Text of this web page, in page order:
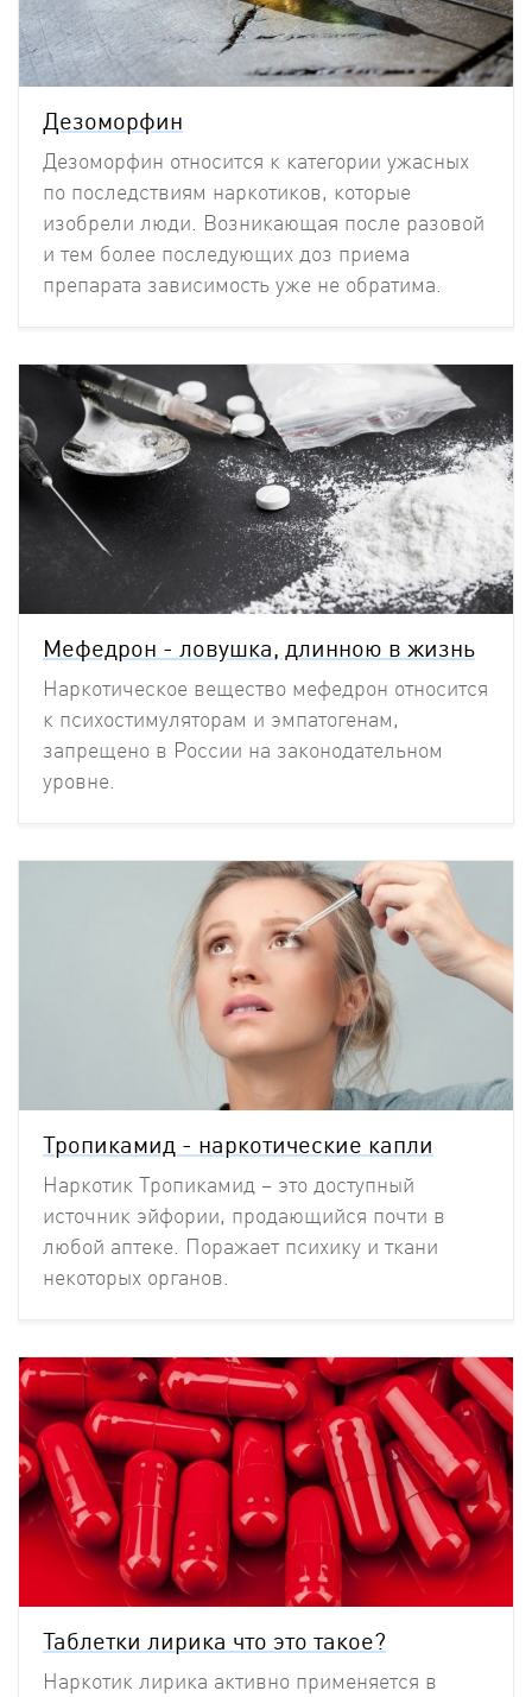
Дезоморфин
Дезоморфин относится к категории ужасных
по последствиям наркотиков, которые
изобрели люди. Возникающая после разовой
и тем более последующих доз приема
препарата зависимость уже не обратима.
Мефедрон - ловушка, длинною в жизнь
Наркотическое вещество мефедрон относится
к психостимуляторам и эмпатогенам,
запрещено в России на законодательном
уровне.
Тропикамид - наркотические капли
Наркотик Тропикамид – это доступный
источник эйфории, продающийся почти в
любой аптеке. Поражает психику и ткани
некоторых органов.
Таблетки лирика что это такое?
Наркотик лирика активно применяется в